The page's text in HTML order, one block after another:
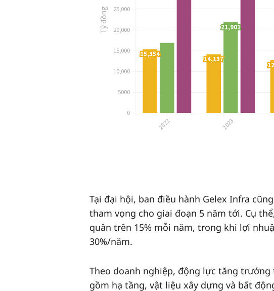
Tại đại hội, ban điều hành Gelex Infra
tham vọng cho giai đoạn 5 năm tới. Cụ
quân trên 15% mỗi năm, trong khi lợi
30%/năm.
Theo doanh nghiệp, động lực tăng
gồm hạ tầng, vật liệu xây dựng và bất